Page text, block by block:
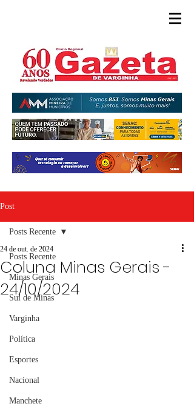
Post
Posts Recente
Minas Gerais
Sul de Minas
Varginha
Política
Esportes
Nacional
Manchete
Posts Recente
Coluna Minas Gerais -
24/10/2024
24 de out. de 2024